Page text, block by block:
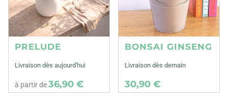
PRELUDE
Livraison dès aujourd'hui
à partir de36,90 €
BONSAI GINSENG
Livraison dès demain
30,90 €